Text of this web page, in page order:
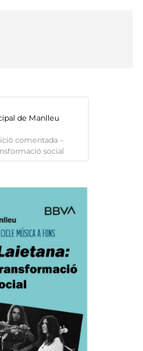
de Manlleu
comentada –
social